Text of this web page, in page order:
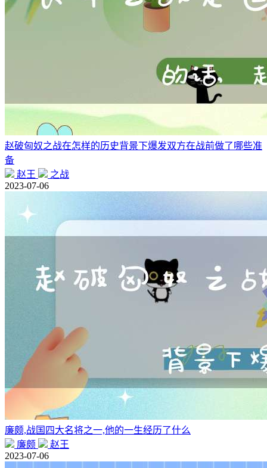
赵破匈奴之战在怎样的历史背景下爆发双方在战前做了哪些准
备
赵王
之战
2023-07-06
廉颇,战国四大名将之一,他的一生经历了什么
廉颇
赵王
2023-07-06